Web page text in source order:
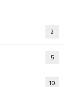
2
5
10